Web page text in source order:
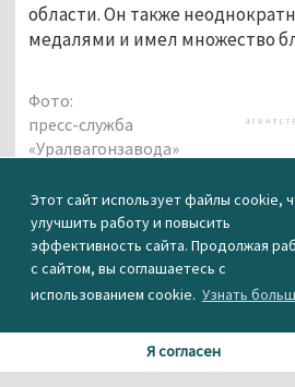
Этот сайт использует файлы cookie,
улучшить работу и повысить
эффективность сайта. Продолжая
с сайтом, вы соглашаетесь с
использованием cookie. Узнать
Я согласен
области. Он также
медалями и имел множество
Фото:
пресс-служба
«Уралвагонзавода»